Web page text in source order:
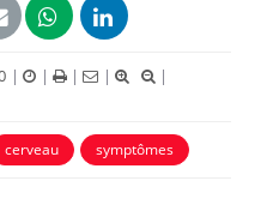
| | | |
|
cerveau symptômes